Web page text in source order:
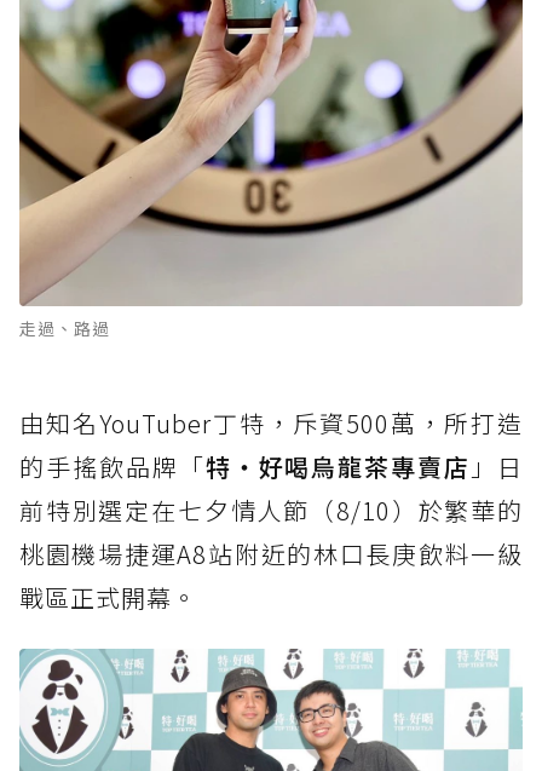
走過、路過
由知名YouTuber丁特，斥資500萬，所打造
的手搖飲品牌「特‧好喝烏龍茶專賣店 」日
前特別選定在七夕情人節（8/10）於繁華的
桃園機場捷運A8站附近的林口長庚飲料一級
戰區正式開幕。